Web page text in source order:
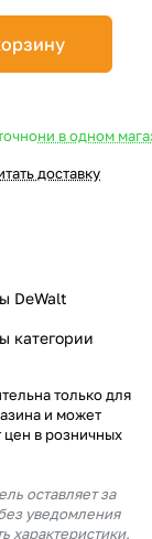
ни в одном
доставку
DeWalt
категории
только для
и может
цен в розничных
оставляет за
уведомления
характеристики,